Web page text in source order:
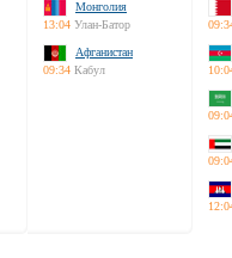
Монголия
13:04 Улан-Батор
Афганистан
09:34 Кабул